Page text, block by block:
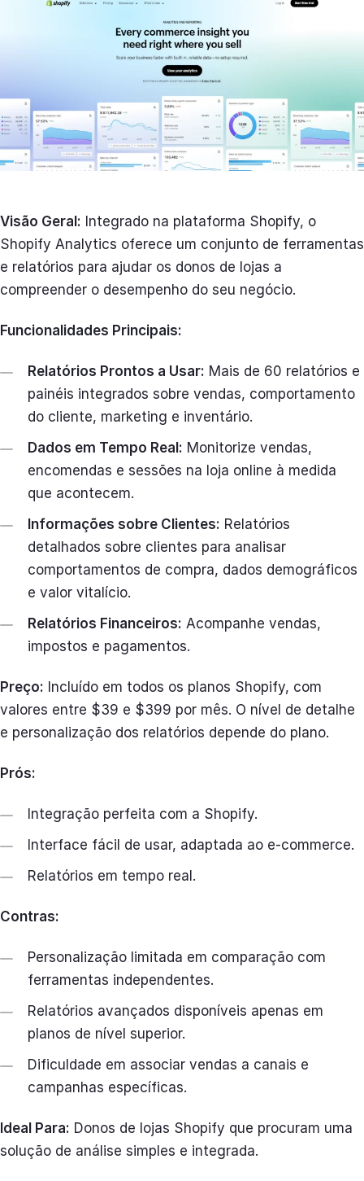
Visão Geral: Integrado na plataforma Shopify, o
Shopify Analytics oferece um conjunto de ferramentas
e relatórios para ajudar os donos de lojas a
compreender o desempenho do seu negócio.
Funcionalidades Principais:
Relatórios Prontos a Usar: Mais de 60 relatórios e
painéis integrados sobre vendas, comportamento
do cliente, marketing e inventário.
Dados em Tempo Real: Monitorize vendas,
encomendas e sessões na loja online à medida
que acontecem.
Informações sobre Clientes: Relatórios
detalhados sobre clientes para analisar
comportamentos de compra, dados demográficos
e valor vitalício.
Relatórios Financeiros: Acompanhe vendas,
impostos e pagamentos.
Preço: Incluído em todos os planos Shopify, com
valores entre $39 e $399 por mês. O nível de detalhe
e personalização dos relatórios depende do plano.
Prós:
Integração perfeita com a Shopify.
Interface fácil de usar, adaptada ao e-commerce.
Relatórios em tempo real.
Contras:
Personalização limitada em comparação com
ferramentas independentes.
Relatórios avançados disponíveis apenas em
planos de nível superior.
Dificuldade em associar vendas a canais e
campanhas específicas.
Ideal Para: Donos de lojas Shopify que procuram uma
solução de análise simples e integrada.